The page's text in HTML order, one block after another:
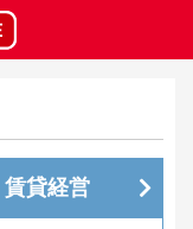
賃貸経営